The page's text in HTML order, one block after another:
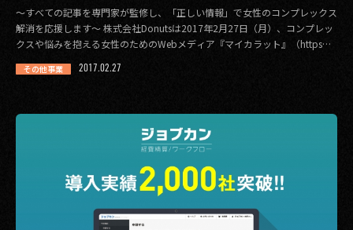
〜すべての記事を専門家が監修し、「正しい情報」で女性のコンプレックス
解消を応援します〜 株式会社Donutsは2017年2月27日（月）、コンプレッ
クスや悩みを抱える女性のためのWebメディア『マイカラット』（https
その他事業 2017.02.27